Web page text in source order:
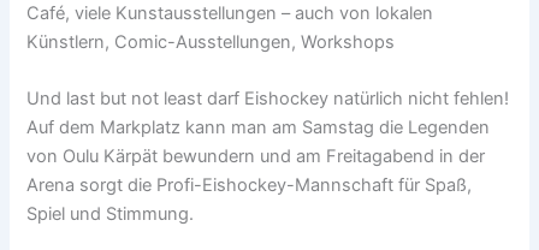
Café, viele Kunstausstellungen – auch von lokalen
Künstlern, Comic-Ausstellungen, Workshops
Und last but not least darf Eishockey natürlich nicht fehlen!
Auf dem Markplatz kann man am Samstag die Legenden
von Oulu Kärpät bewundern und am Freitagabend in der
Arena sorgt die Profi-Eishockey-Mannschaft für Spaß,
Spiel und Stimmung.